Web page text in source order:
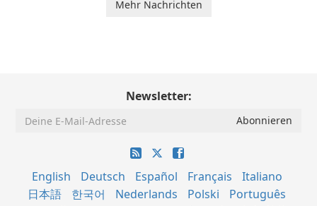
Mehr Nachrichten
Newsletter:
English Deutsch Español Français
Italiano
日本語
한국어 Nederlands Polski
Português